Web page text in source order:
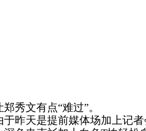
秀文有点“难过”。
天是提前媒体场加上记者